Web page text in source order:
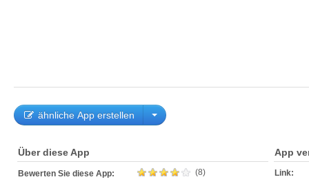
ähnliche App erstellen
Über diese App
Bewerten Sie diese App: (8)
App
Link: